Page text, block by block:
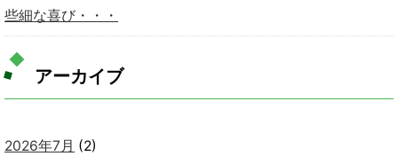
些細な喜び・・・
アーカイブ
2026年7月 (2)